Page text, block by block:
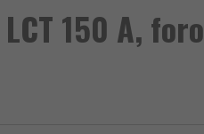
150 A, foro